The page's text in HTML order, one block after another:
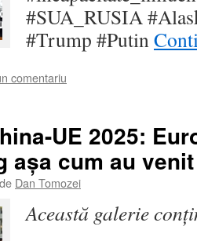
#SUA_RUSIA
#Trump #Putin
comentariu
UE 2025:
așa cum au venit
de Dan Tomozei
Această galerie